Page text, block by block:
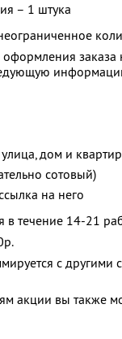
– 1 штука
дом и
сотовый)
на него
в течение 14-21
с
акции вы также